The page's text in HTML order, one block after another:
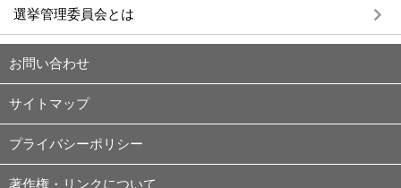
選挙管理委員会とは
お問い合わせ
サイトマップ
プライバシーポリシー
著作権・リンクについて